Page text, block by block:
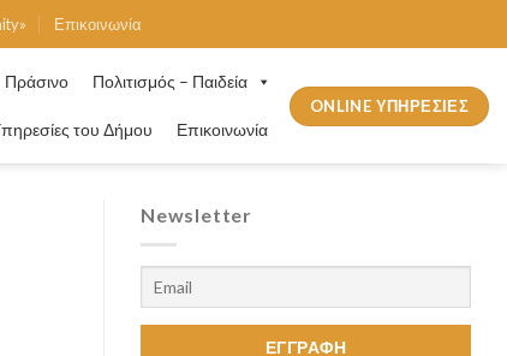
Επικοινωνία
Πράσινο Πολιτισμός – Παιδεία
του Δήμου Επικοινωνία
ONLINE ΥΠΗΡΕΣΙΕΣ
Newsletter